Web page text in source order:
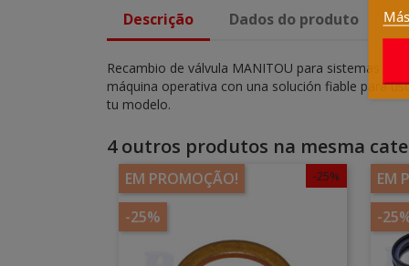
Descrição Dados do produto
Recambio de válvula MANITOU para sistemas
máquina operativa con una solución fiable para
tu modelo.
4 outros produtos na mesma
-25%
EM PROMOÇÃO!
-25%
EM
-